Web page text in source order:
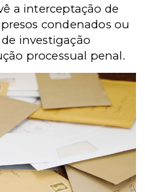
a interceptação de
condenados ou
investigação
processual penal.